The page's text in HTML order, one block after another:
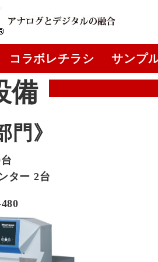
コラボレチラシ サンプ
備
門》
ター 2台